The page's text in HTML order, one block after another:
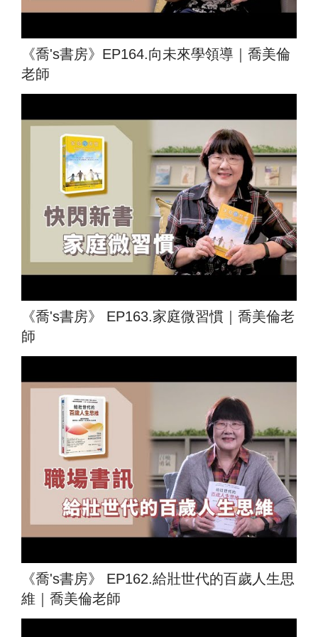
《喬's書房》EP164.向未來學領導｜喬美倫
老師
《喬's書房》 EP163.家庭微習慣｜喬美倫老
師
《喬's書房》 EP162.給壯世代的百歲人生思
維｜喬美倫老師